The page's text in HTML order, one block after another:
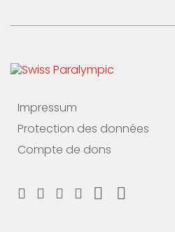
Impressum
Protection des données
Compte de dons